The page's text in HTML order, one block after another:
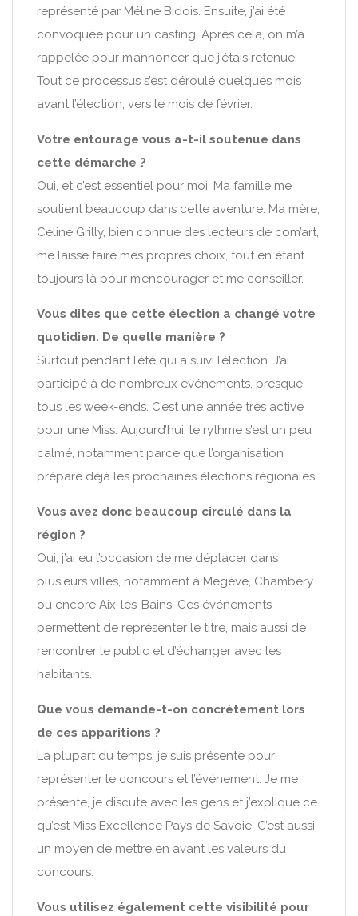
représenté par Méline Bidois. Ensuite, j’ai été
convoquée pour un casting. Après cela, on m’a
rappelée pour m’annoncer que j’étais retenue.
Tout ce processus s’est déroulé quelques mois
avant l’élection, vers le mois de février.
Votre entourage vous a-t-il soutenue dans
cette démarche ?
Oui, et c’est essentiel pour moi. Ma famille me
soutient beaucoup dans cette aventure. Ma mère,
Céline Grilly, bien connue des lecteurs de com’art,
me laisse faire mes propres choix, tout en étant
toujours là pour m’encourager et me conseiller.
Vous dites que cette élection a changé votre
quotidien. De quelle manière ?
Surtout pendant l’été qui a suivi l’élection. J’ai
participé à de nombreux événements, presque
tous les week-ends. C’est une année très active
pour une Miss. Aujourd’hui, le rythme s’est un peu
calmé, notamment parce que l’organisation
prépare déjà les prochaines élections régionales.
Vous avez donc beaucoup circulé dans la
région ?
Oui, j’ai eu l’occasion de me déplacer dans
plusieurs villes, notamment à Megève, Chambéry
ou encore Aix-les-Bains. Ces événements
permettent de représenter le titre, mais aussi de
rencontrer le public et d’échanger avec les
habitants.
Que vous demande-t-on concrètement lors
de ces apparitions ?
La plupart du temps, je suis présente pour
représenter le concours et l’événement. Je me
présente, je discute avec les gens et j’explique ce
qu’est Miss Excellence Pays de Savoie. C’est aussi
un moyen de mettre en avant les valeurs du
concours.
Vous utilisez également cette visibilité pour